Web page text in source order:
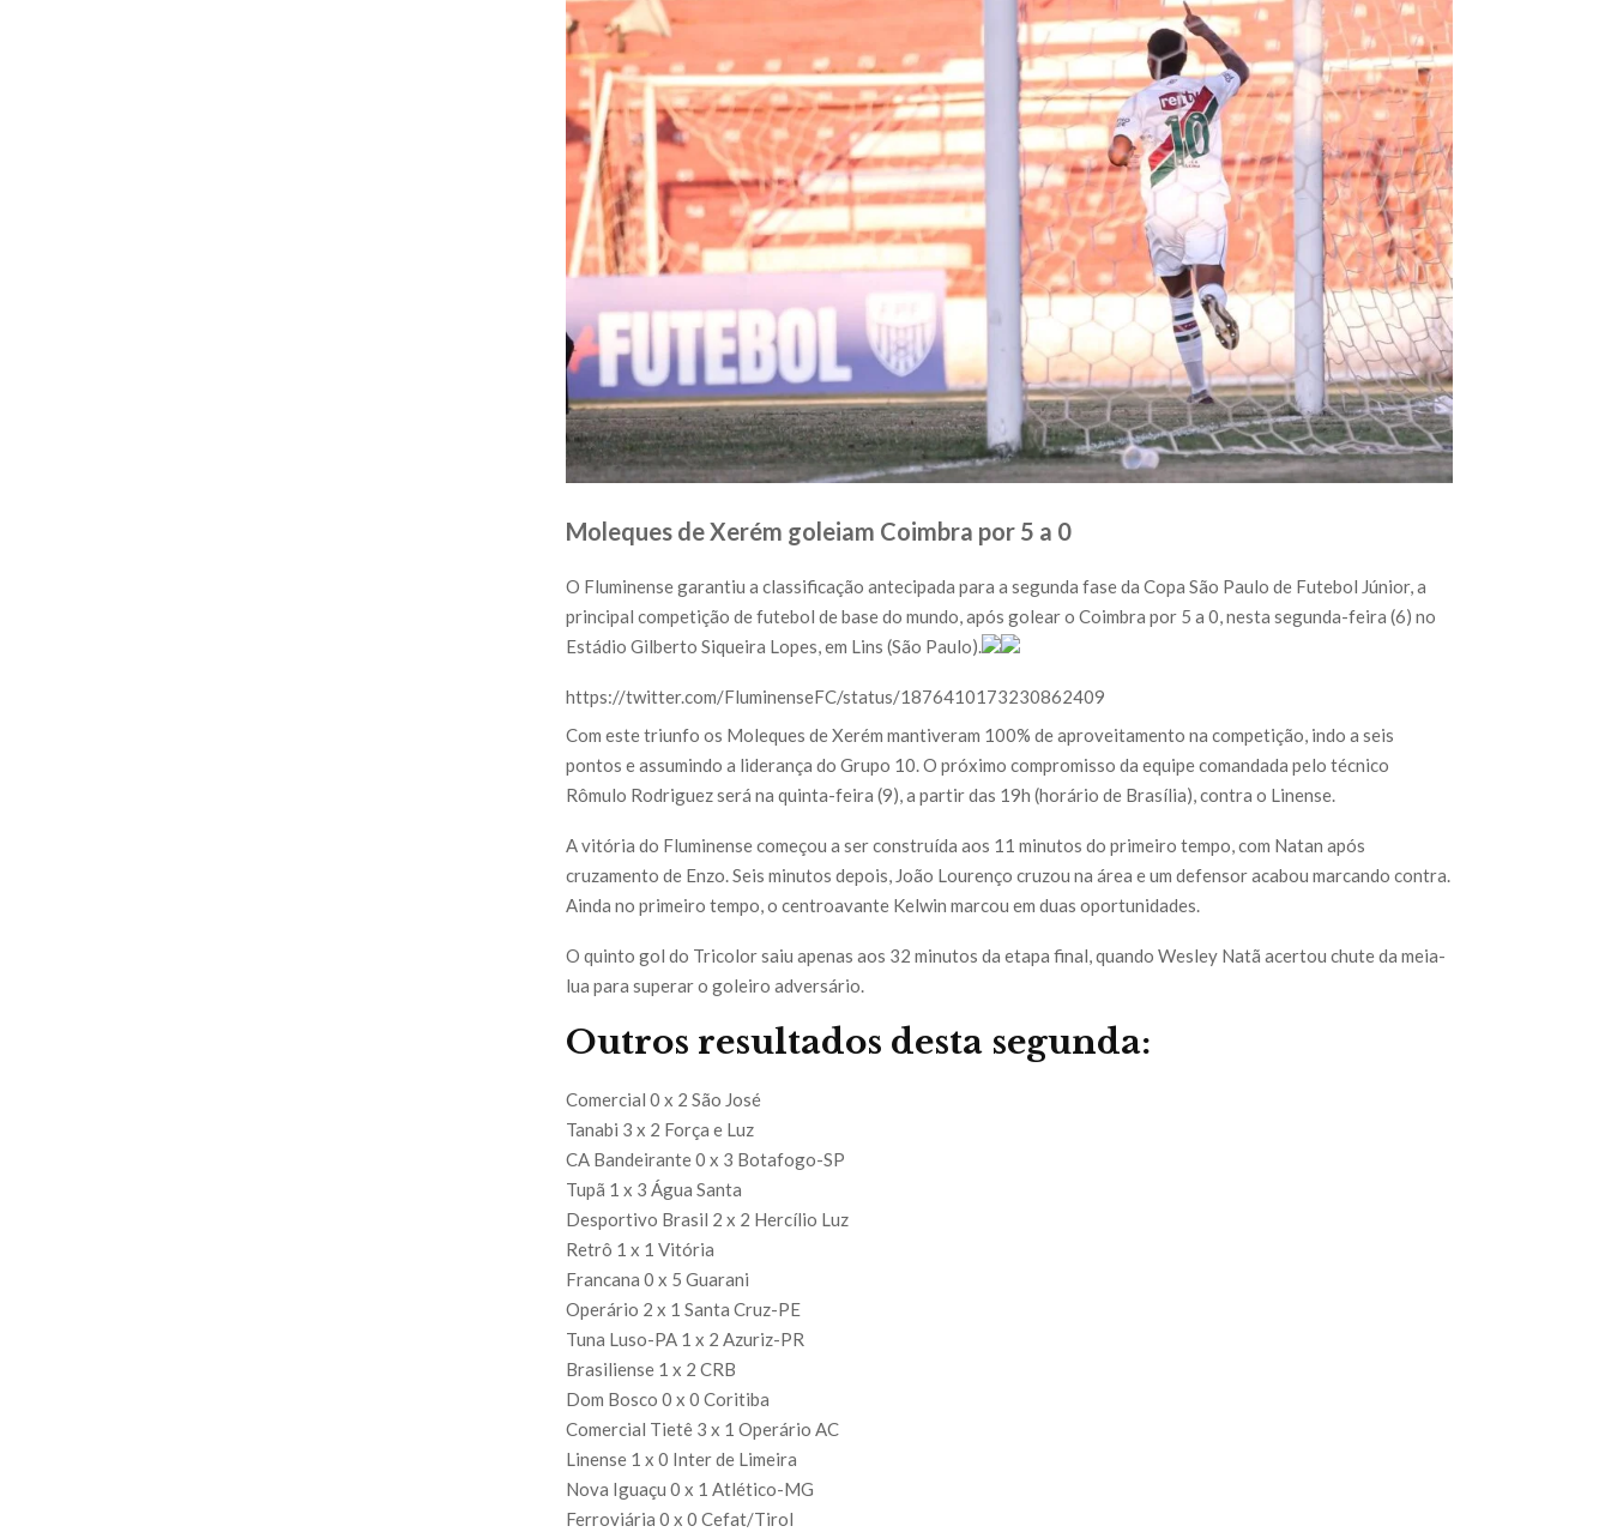
Moleques de Xerém goleiam Coimbra por 5 a 0
O Fluminense garantiu a classificação antecipada para a segunda fase da Copa São Paulo de Futebol Júnior, a
principal competição de futebol de base do mundo, após golear o Coimbra por 5 a 0, nesta segunda-feira (6) no
Estádio Gilberto Siqueira Lopes, em Lins (São Paulo).
https://twitter.com/FluminenseFC/status/1876410173230862409
Com este triunfo os Moleques de Xerém mantiveram 100% de aproveitamento na competição, indo a seis
pontos e assumindo a liderança do Grupo 10. O próximo compromisso da equipe comandada pelo técnico
Rômulo Rodriguez será na quinta-feira (9), a partir das 19h (horário de Brasília), contra o Linense.
A vitória do Fluminense começou a ser construída aos 11 minutos do primeiro tempo, com Natan após
cruzamento de Enzo. Seis minutos depois, João Lourenço cruzou na área e um defensor acabou marcando contra.
Ainda no primeiro tempo, o centroavante Kelwin marcou em duas oportunidades.
O quinto gol do Tricolor saiu apenas aos 32 minutos da etapa final, quando Wesley Natã acertou chute da meia-
lua para superar o goleiro adversário.
Outros resultados desta segunda:
Comercial 0 x 2 São José
Tanabi 3 x 2 Força e Luz
CA Bandeirante 0 x 3 Botafogo-SP
Tupã 1 x 3 Água Santa
Desportivo Brasil 2 x 2 Hercílio Luz
Retrô 1 x 1 Vitória
Francana 0 x 5 Guarani
Operário 2 x 1 Santa Cruz-PE
Tuna Luso-PA 1 x 2 Azuriz-PR
Brasiliense 1 x 2 CRB
Dom Bosco 0 x 0 Coritiba
Comercial Tietê 3 x 1 Operário AC
Linense 1 x 0 Inter de Limeira
Nova Iguaçu 0 x 1 Atlético-MG
Ferroviária 0 x 0 Cefat/Tirol